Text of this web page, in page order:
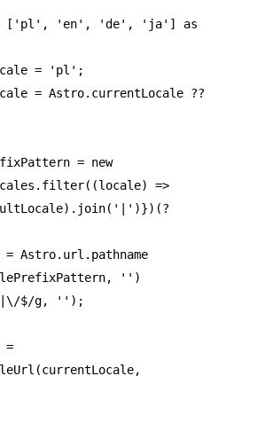
[ 'pl' , 'en' , 'de' , 'ja' ] as
= 'pl' ;
= Astro.currentLocale ??
= new
.filter((locale) =>
.join( '|' )})(?
= Astro. url .pathname
, '' )
\/$/g, '' );
=
(currentLocale,